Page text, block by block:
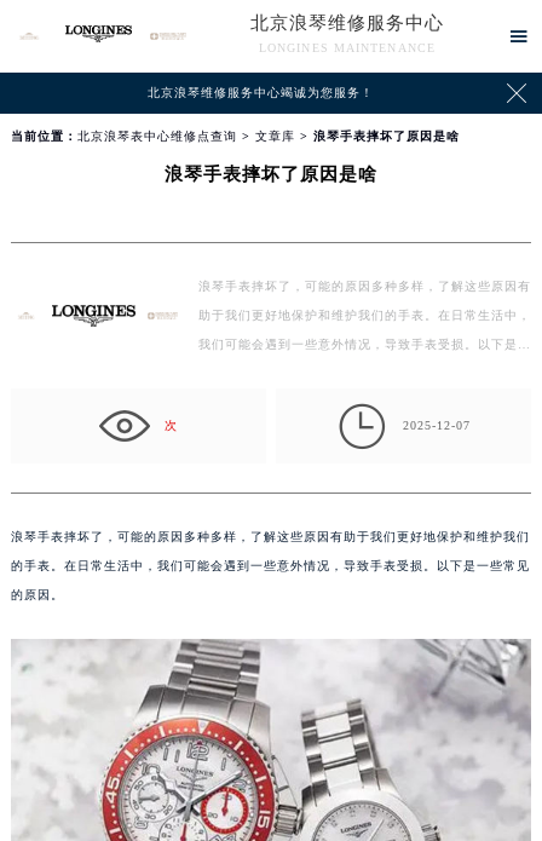
北京浪琴维修服务中心
LONGINES MAINTENANCE

北京浪琴维修服务中心竭诚为您服务！ 
当前位置： 北京浪琴表中心维修点查询 > 文章库 > 浪琴手表摔坏了原因是啥
浪琴手表摔坏了原因是啥
浪琴手表摔坏了，可能的原因多种多样，了解这些原因有
助于我们更好地保护和维护我们的手表。在日常生活中，
我们可能会遇到一些意外情况，导致手表受损。以下是
次  2025-12-07
浪琴手表摔坏了，可能的原因多种多样，了解这些原因有助于我们更好地保护和维护我们
的手表。在日常生活中，我们可能会遇到一些意外情况，导致手表受损。以下是一些常见
的原因。